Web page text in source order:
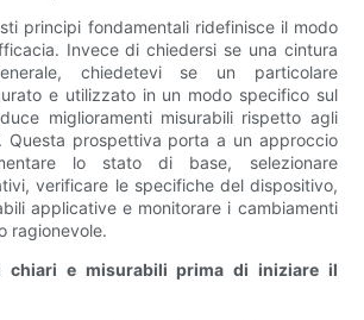
principi fondamentali ridefinisce il modo
Invece di chiedersi se una cintura
chiedetevi se un particolare
e utilizzato in un modo specifico sul
miglioramenti misurabili rispetto agli
Questa prospettiva porta a un approccio
lo stato di base, selezionare
verificare le specifiche del dispositivo,
applicative e monitorare i cambiamenti
ragionevole.
chiari e misurabili prima di iniziare il